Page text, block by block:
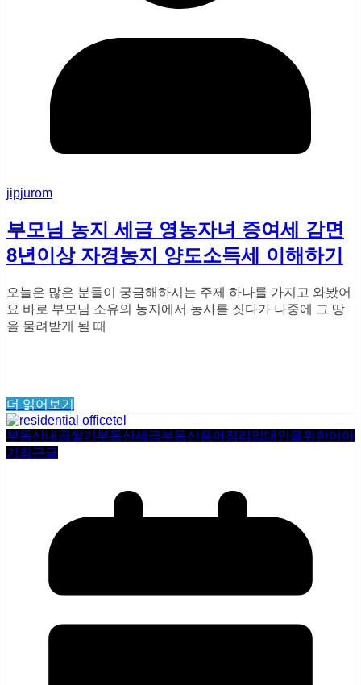
jipjurom
부모님 농지 세금 영농자녀 증여세 감면
8년이상 자경농지 양도소득세 이해하기
오늘은 많은 분들이 궁금해하시는 주제 하나를 가지고 와봤어
요 바로 부모님 소유의 농지에서 농사를 짓다가 나중에 그 땅
을 물려받게 될 때
더 읽어보기
부동산내공쌓기 부동산세금부동산용어정리 임대인을위한이야
기 최근글